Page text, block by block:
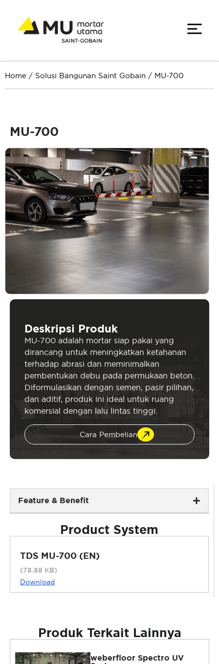
Home / Solusi Bangunan Saint Gobain / MU-700
MU-700
Deskripsi Produk
MU-700 adalah mortar siap pakai yang
dirancang untuk meningkatkan ketahanan
terhadap abrasi dan meminimalkan
pembentukan debu pada permukaan beton.
Diformulasikan dengan semen, pasir pilihan,
dan aditif, produk ini ideal untuk ruang
komersial dengan lalu lintas tinggi.
Cara Pembelian
Feature & Benefit
Product System
TDS MU-700 (EN)
(78.88 KB)
Download
Produk Terkait Lainnya
weberfloor Spectro UV